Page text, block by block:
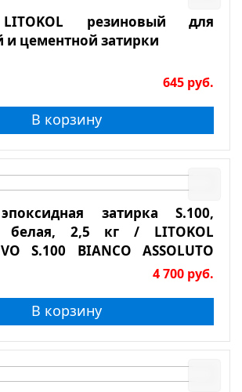
резиновый для
и цементной затирки
645 руб.
В корзину
затирка S.100,
белая, 2,5 кг / LITOKOL
S.100 BIANCO ASSOLUTO
4 700 руб.
В корзину